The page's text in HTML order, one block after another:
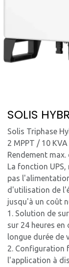
SOLIS
Solis Triphase
2 MPPT / 10
Rendement max.
La fonction
pas
d'utilisation de
jusqu'à un coût
1. Solution de
sur 24 heures
longue durée de
2. Configuration
l'application à